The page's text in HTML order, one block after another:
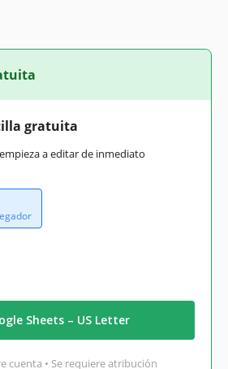
gratuita
a editar de inmediato
Sheets – US Letter
cuenta • Se requiere atribución